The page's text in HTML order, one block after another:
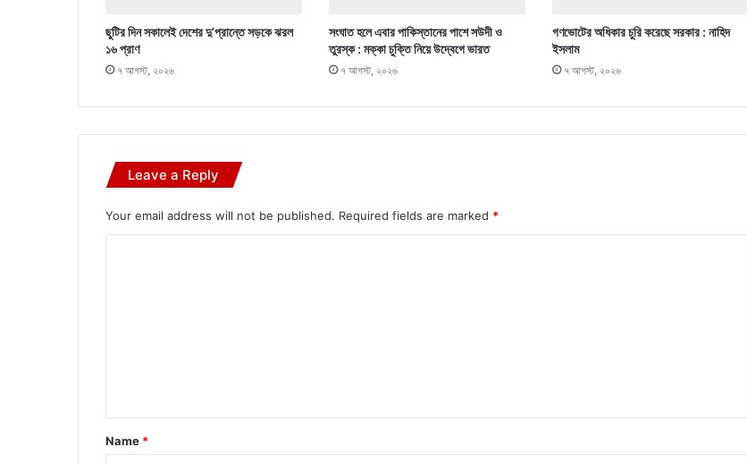
ছুটির দিন সকালেই দেশের দু’প্রান্তে সড়কে ঝরল
১৬ প্রাণ
৭ আগস্ট, ২০২৬
সংঘাত হলে এবার পাকিস্তানের পাশে সউদী ও
তুরস্ক : মক্কা চুক্তি নিয়ে উদ্বেগে ভারত
৭ আগস্ট, ২০২৬
গণভোটের অধিকার চুরি করেছে সরকার : নাহিদ
ইসলাম
৭ আগস্ট, ২০২৬
Leave a Reply
Your email address will not be published. Required fields are marked *
*
Name *